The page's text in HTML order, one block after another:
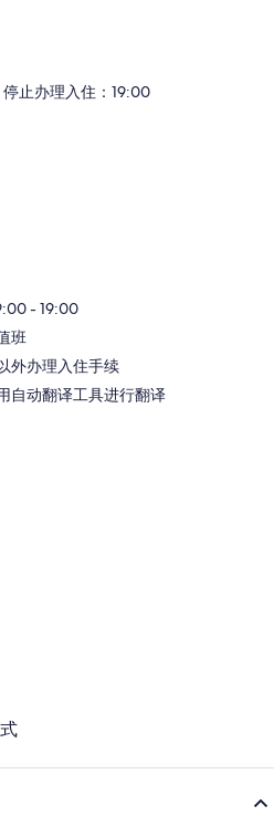
止办理入住：19:00
- 19:00
班
外办理入住手续
自动翻译工具进行翻译